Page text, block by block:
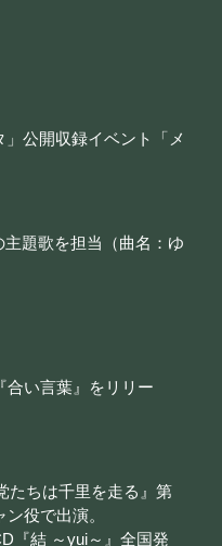
公開収録イベント「メ
題歌を担当（曲名：ゆ
合い言葉』をリリー
たちは千里を走る』第
役で出演。
『結 ～yui～』全国発